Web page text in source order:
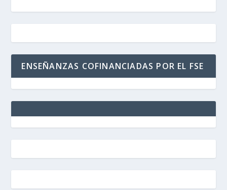
ENSEÑANZAS COFINANCIADAS POR EL FSE